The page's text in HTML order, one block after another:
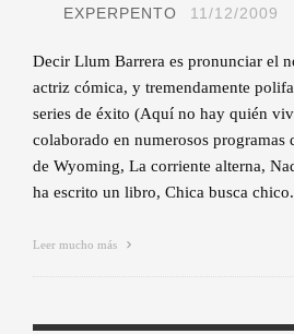
EXPERPENTO 11/12/2009
Decir Llum Barrera es pronunciar el
actriz cómica, y tremendamente
series de éxito (Aquí no hay quién
colaborado en numerosos programas
de Wyoming, La corriente alterna,
ha escrito un libro, Chica busca chico.
Leer mucho más